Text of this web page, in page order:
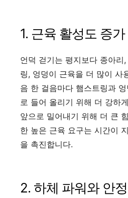
1. 근육 활성도 증가
언덕 걷기는 평지보다 종아리
링, 엉덩이 근육을 더 많이 사
음 한 걸음마다 햄스트링과
로 들어 올리기 위해 더 강하
앞으로 밀어내기 위해 더 큰
한 높은 근육 요구는 시간이
을 촉진합니다.
2. 하체 파워와 안